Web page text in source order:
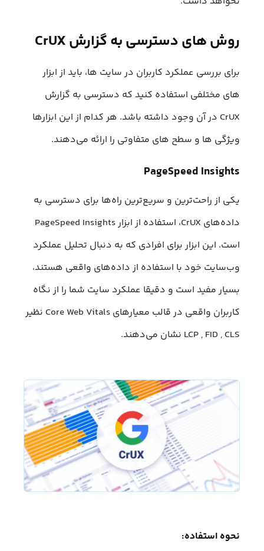
روش های دسترسی به گزارش CrUX
برای بررسی عملکرد کاربران در سایت ها، باید از ابزار
های مختلفی استفاده کنید که دسترسی به گزارش
CrUX در آن وجود داشته باشد. هر کدام از این ابزارها
ویژگی ها و سطح های متفاوتی را ارائه می‌دهند.
PageSpeed Insights
یکی از راحت‌ترین و سریع‌ترین راه‌ها برای دسترسی به
داده‌های CrUX، استفاده از ابزار PageSpeed Insights
است. این ابزار برای افرادی که به دنبال تحلیل عملکرد
وب‌سایت خود با استفاده از داده‌های واقعی هستند،
بسیار مفید است و دقیقا عملکرد سایت شما را از نگاه
کاربران واقعی در قالب معیارهای Core Web Vitals نظیر
LCP , FID , CLS نشان می‌دهند.
نحوه استفاده: